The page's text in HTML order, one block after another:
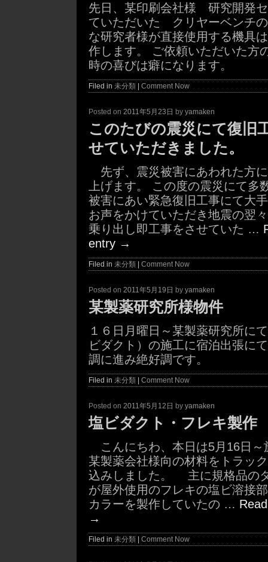
先日、某印刷会社様 研究開発
ていただいた クリヤーベンチ
な研究者様が直接使用する機具
作します。 ご依頼いただいた方
時の喜びは癖になります。
Filed in 未分類 Comment Now
Posted on 2011年5月23日 by yamaken
このたびの震災にて復旧
せていただきました。
先ず、震災被害にあわれた方
上げます。 この度の震災にて多
被害にあい緊急復旧工事にて大
お声をかけていただき地震の翌
乗り出し即工事をさせていた …
entry →
Filed in 未分類 Comment Now
Posted on 2011年5月19日 by yamaken
某製薬研究所様物件
１６日月曜日～某製薬研究所に
ビダクト）の施工に宿泊出張に
調に進み絶好調です。
Filed in 未分類 Comment Now
Posted on 2011年5月12日 by yamaken
塩ビダクト・フレキ製作
こんにちわ、本日は5月16日
某製薬会社様向の材料をトラッ
込みしました。 主に規格品の
が屋外使用のフレキの塩ビ溶接
カラーを製作していたの …
→
Filed in 未分類 Comment Now